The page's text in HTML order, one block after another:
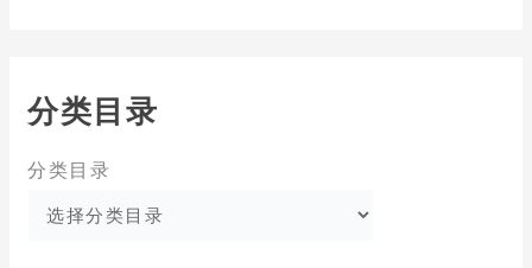
分类目录
分类目录